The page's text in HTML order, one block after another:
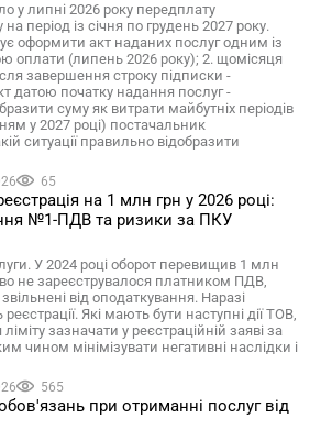
у липні 2026 року передплату
період із січня по грудень 2027 року.
оформити акт наданих послуг одним із
оплати (липень 2026 року); 2. щомісяця
завершення строку підписки -
датою початку надання послуг -
суму як витрати майбутніх періодів
у 2027 році) постачальник
ситуації правильно відобразити
65
на 1 млн грн у 2026 році:
№1-ПДВ та ризики за ПКУ
У 2024 році оборот перевищив 1 млн
не зареєструвалося платником ПДВ,
від оподаткування. Наразі
Які мають бути наступні дії ТОВ,
зазначати у реєстраційній заяві за
мінімізувати негативні наслідки і
565
при отриманні послуг від